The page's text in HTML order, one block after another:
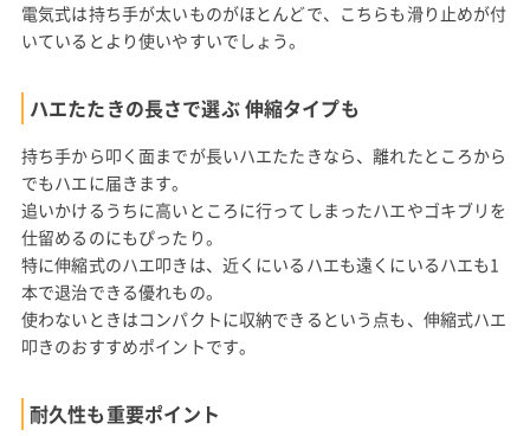
電気式は持ち手が太いものがほとんどで、こちらも滑り止めが付
いているとより使いやすいでしょう。
ハエたたきの長さで選ぶ 伸縮タイプも
持ち手から叩く面までが長いハエたたきなら、離れたところから
でもハエに届きます。
追いかけるうちに高いところに行ってしまったハエやゴキブリを
仕留めるのにもぴったり。
特に伸縮式のハエ叩きは、近くにいるハエも遠くにいるハエも1
本で退治できる優れもの。
使わないときはコンパクトに収納できるという点も、伸縮式ハエ
叩きのおすすめポイントです。
耐久性も重要ポイント